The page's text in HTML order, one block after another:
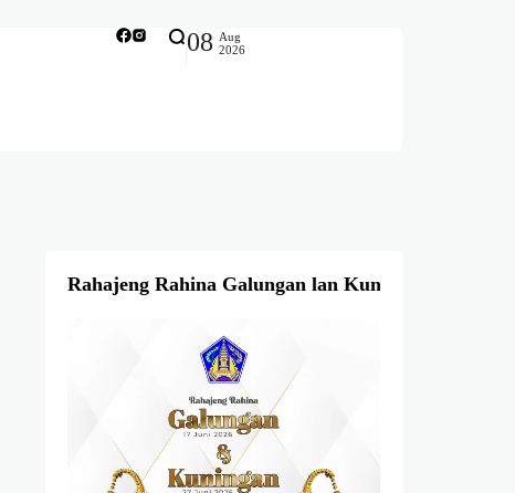
08 Aug
2026
Rahajeng Rahina Galungan lan Kuningan